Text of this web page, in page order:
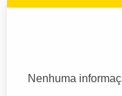
Nenhuma